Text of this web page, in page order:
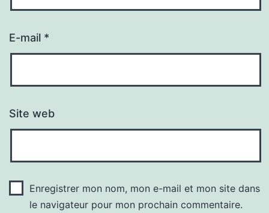
E-mail *
Site web
Enregistrer mon nom, mon e-mail et mon site dans
le navigateur pour mon prochain commentaire.